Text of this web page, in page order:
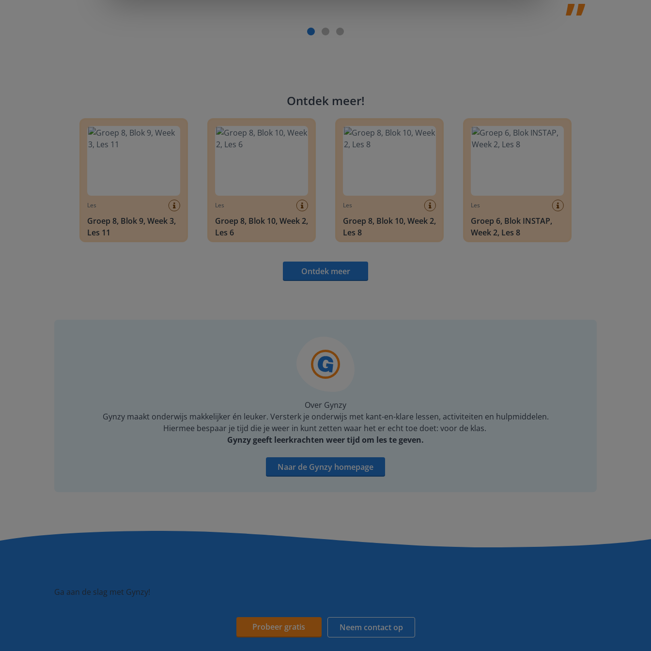
Ontdek meer!
Les
Groep 8, Blok 9, Week 3,
Les 11
Les
Groep 8, Blok 10, Week 2,
Les 6
Les
Groep 8, Blok 10, Week 2,
Les 8
Les
Groep 6, Blok INSTAP,
Week 2, Les 8
Ontdek meer
Over Gynzy
Gynzy maakt onderwijs makkelijker én leuker. Versterk je onderwijs met kant-en-klare lessen, activiteiten en hulpmiddelen.
Hiermee bespaar je tijd die je weer in kunt zetten waar het er echt toe doet: voor de klas.
Gynzy geeft leerkrachten weer tijd om les te geven.
Naar de Gynzy homepage
Ga aan de slag met Gynzy!
Probeer gratis Neem contact op